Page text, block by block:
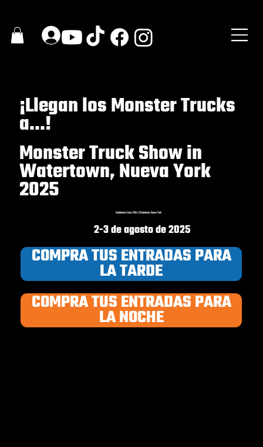
¡Llegan los Monster Trucks
a...!
Monster Truck Show in
Watertown, Nueva York
2025
Autódromo Evans Mills | Watertown, Nueva York
2-3 de agosto de 2025
COMPRA TUS ENTRADAS PARA
LA TARDE
COMPRA TUS ENTRADAS PARA
LA NOCHE